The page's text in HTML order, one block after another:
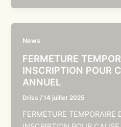
News
FERMETURE
INSCRIPTION POUR
ANNUEL
Driss /14 juillet 2025
FERMETURE TEMPORAIRE